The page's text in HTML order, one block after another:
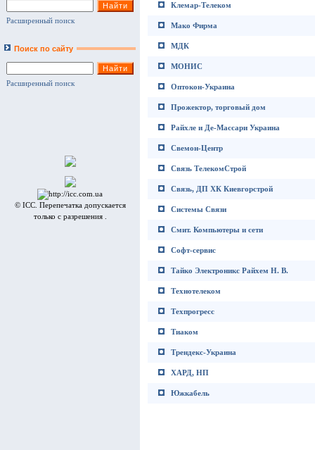
Расширенный поиск
Поиск по сайту
Расширенный поиск
© ICC. Перепечатка допускается
только с разрешения .
Клемар-Телеком
Мако Фирма
МДК
МОНИС
Оптокон-Украина
Прожектор, торговый дом
Райхле и Де-Массари Украина
Свемон-Центр
Связь ТелекомСтрой
Связь, ДП ХК Киевгорстрой
Системы Связи
Смит. Компьютеры и сети
Софт-сервис
Тайко Электроникс Райхем Н. В.
Технотелеком
Техпрогресс
Тиаком
Трендекс-Украина
ХАРД, НП
Южкабель